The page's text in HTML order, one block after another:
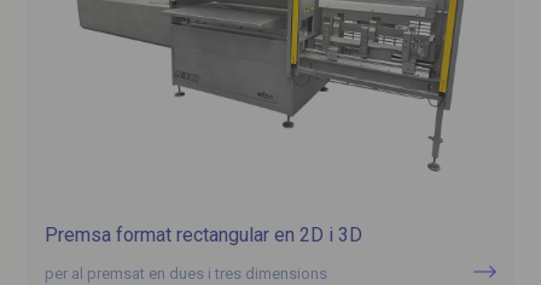
Premsa format rectangular en 2D i 3D
per al premsat en dues i tres dimensions